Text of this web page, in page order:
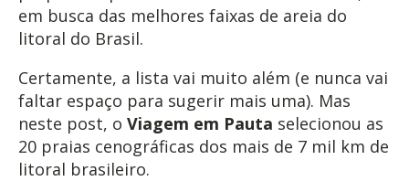
em busca das melhores faixas de areia do
litoral do Brasil.
Certamente, a lista vai muito além (e nunca vai
faltar espaço para sugerir mais uma). Mas
neste post, o Viagem em Pauta selecionou as
20 praias cenográficas dos mais de 7 mil km de
litoral brasileiro.